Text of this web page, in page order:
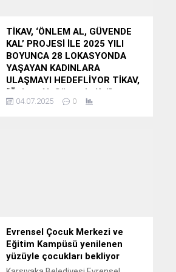
TİKAV, ‘ÖNLEM AL, GÜVENDE
KAL’ PROJESİ İLE 2025 YILI
BOYUNCA 28 LOKASYONDA
YAŞAYAN KADINLARA
ULAŞMAYI HEDEFLİYOR TİKAV,
“Önlem Al, Güvende Kal”
Projesi ile Kırsal Bölgelerde
bölgelerde yaşayan kadınlara
yönelik afet farkındalığı
eğitimlerine hız kesmeden devam
ediyor.
04.07.2025 0
Evrensel Çocuk Merkezi ve
Eğitim Kampüsü yenilenen
yüzüyle çocukları bekliyor